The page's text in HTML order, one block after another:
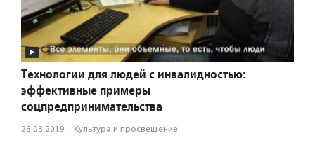
Технологии для людей с инвалидностью:
эффективные примеры
соцпредпринимательства
26.03.2019 · Культура и просвещение